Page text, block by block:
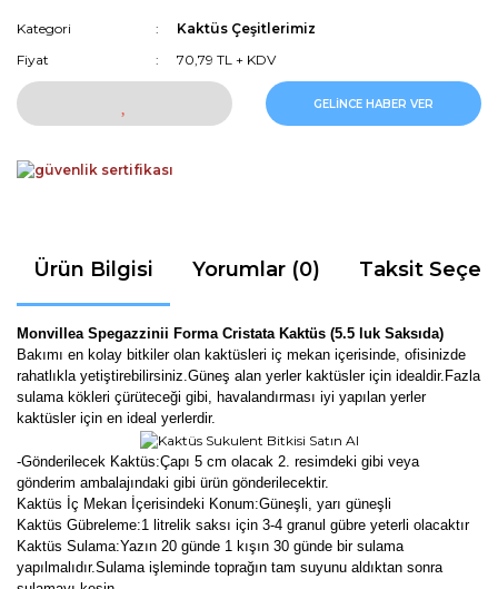
Kategori
Kaktüs Çeşitlerimiz
Fiyat
70,79 TL + KDV
GELİNCE HABER VER
Ürün Bilgisi Yorumlar (0) Taksit
Monvillea Spegazzinii Forma Cristata Kaktüs (5.5 luk Saksıda)
Bakımı en kolay bitkiler olan kaktüsleri iç mekan içerisinde, ofisinizde
rahatlıkla yetiştirebilirsiniz.Güneş alan yerler kaktüsler için idealdir.Fazla
sulama kökleri çürüteceği gibi, havalandırması iyi yapılan yerler
kaktüsler için en ideal yerlerdir.
-Gönderilecek Kaktüs:Çapı 5 cm olacak 2. resimdeki gibi veya
gönderim ambalajındaki gibi ürün gönderilecektir.
Kaktüs İç Mekan İçerisindeki Konum:Güneşli, yarı güneşli
Kaktüs Gübreleme:1 litrelik saksı için 3-4 granul gübre yeterli olacaktır
Kaktüs Sulama:Yazın 20 günde 1 kışın 30 günde bir sulama
yapılmalıdır.Sulama işleminde toprağın tam suyunu aldıktan sonra